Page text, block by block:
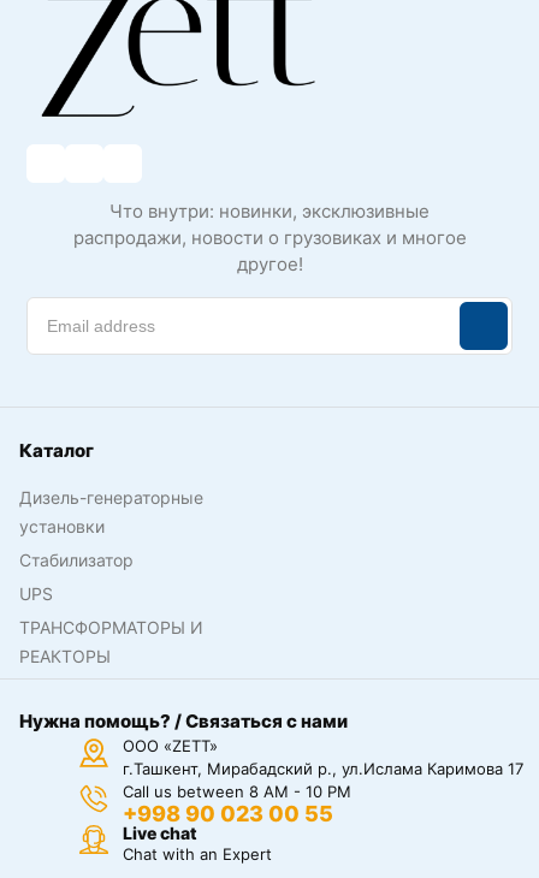
Что внутри: новинки, эксклюзивные
распродажи, новости о грузовиках и многое
другое!
Каталог
Дизель-генераторные
установки
Стабилизатор
UPS
ТРАНСФОРМАТОРЫ И
РЕАКТОРЫ
Нужна помощь? / Связаться с нами
ООО «ZETT»
г.Ташкент, Мирабадский р., ул.Ислама Каримова 17
Call us between 8 AM - 10 PM
+998 90 023 00 55
Live chat
Chat with an Expert